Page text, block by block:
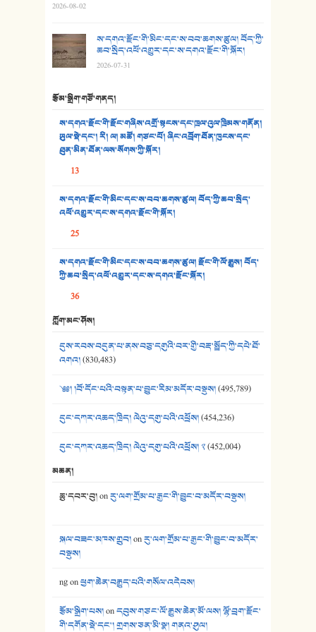
30. སི་ལིང་འབྲི་མོ། - ཕན་ཐོག
31. ཕ་ཡུལ་ཡར་ཀླུང་།
32. ཨ་མ།
33. འཛོམས་པའི་ལམ།
34. ཉི་མ་སེམས་ལ་ཞོག་དང་། - ཟླ་སྒྲོན།
36. ཟླ་གཞོན་སྙན་དབྱངས། - ཟླ་སྒྲོན།
38. ཡབ་ཡུམ། - ཟླ་སྒྲོན།
2026-08-02
ས་དགའ་རྫོང་གི་མིང་དང་ས་བབ་ཆགས་ཚུལ། བོད་ཀྱི་
ཆབ་སྲིད་འཕོ་འགྱུར་དང་ས་དགའ་རྫོང་གི་སྐོར།
2026-07-31
རྩོམ་སྒྲིག་གཙོ་གནད།
ས་དགའ་རྫོང་གི་རྫོང་གཞིས་འགྲོ་སྟངས་དང་ཁྲལ་འུལ་ཁྲིམས་གནོན།
ཡུལ་སྡེ་དང་། རི། ལ། མཚོ། གཙང་པོ། ཞིང་འབྲོག་ཐོན་ཁུངས་དང་
ཐུན་མིན་ཐོན་ལས་སོགས་ཀྱི་སྐོར།
13
ས་དགའ་རྫོང་གི་མིང་དང་ས་བབ་ཆགས་ཚུལ། བོད་ཀྱི་ཆབ་སྲིད་
འཕོ་འགྱུར་དང་ས་དགའ་རྫོང་གི་སྐོར།
25
ས་དགའ་རྫོང་གི་མིང་དང་ས་བབ་ཆགས་ཚུལ། རྫོང་གི་ལོ་རྒྱུས། བོད་
ཀྱི་ཆབ་སྲིད་འཕོ་འགྱུར་དང་ས་དགའ་རྫོང་སྐོར།
36
ཀློག་མང་ཤོས།
དུས་རབས་བདུན་པ་ནས་བཅུ་དགུའི་བར་གྱི་བརྡ་སྤྲོད་ཀྱི་དཔེ་ཐོ་
འགའ།(830,483)
༄༅། །བོ་དོང་པའི་བསྟན་པ་བྱུང་རིམ་མདོར་བསྡུས།(495,789)
དུང་དཀར་འཆད་ཁྲིད། ལེའུ་དགུ་པའི་འཕྲོས།(454,236)
དུང་དཀར་འཆད་ཁྲིད། ལེའུ་དགུ་པའི་འཕྲོས། ༢(452,004)
མཆན།
ཆུ་དབར་བུ།onརུ་ལག་གྲོམ་པ་རྒྱང་གི་བྱུང་བ་མདོར་བསྡུས།
སྐལ་བཟང་མཁས་གྲུབ།onརུ་ལག་གྲོམ་པ་རྒྱང་གི་བྱུང་བ་མདོར་
བསྡུས།
ngonཕྱག་ཆེན་བརྒྱུད་པའི་གསོལ་འདེབས།
རྩོམ་སྒྲིག་པས།onདབུས་གཙང་ལོ་རྒྱུས་ཆེན་མོ་ལས། ལྷོ་བྲག་རྫོང་
གི་དགོན་སྡེ་དང་། གྲགས་ཅན་མི་སྣ། གནའ་ཤུལ།